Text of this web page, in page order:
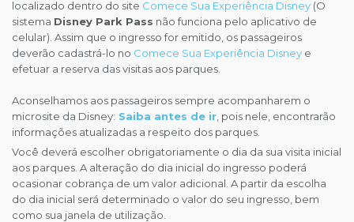
localizado dentro do site Comece Sua Experiência Disney (O
sistema Disney Park Pass não funciona pelo aplicativo de
celular). Assim que o ingresso for emitido, os passageiros
deverão cadastrá-lo no Comece Sua Experiência Disney e
efetuar a reserva das visitas aos parques.
Aconselhamos aos passageiros sempre acompanharem o
microsite da Disney: Saiba antes de ir , pois nele, encontrarão
informações atualizadas a respeito dos parques.
Você deverá escolher obrigatoriamente o dia da sua visita inicial
aos parques. A alteração do dia inicial do ingresso poderá
ocasionar cobrança de um valor adicional. A partir da escolha
do dia inicial será determinado o valor do seu ingresso, bem
como sua janela de utilização.